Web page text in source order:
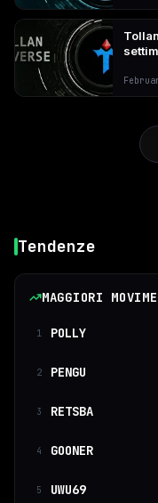
Tendenze
MAGGIORI
1 POLLY
2 PENGU
3 RETSBA
4 GOONER
5 UWU69